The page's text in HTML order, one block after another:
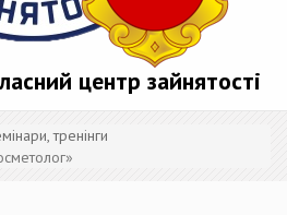
центр зайнятості
тренінги